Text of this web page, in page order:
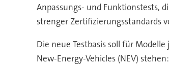
Anpassungs- und Funktionstests,
strenger Zertifizierungsstandards
Die neue Testbasis soll für
New-Energy-Vehicles (NEV)